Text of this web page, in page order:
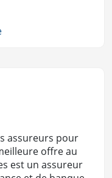
assureurs pour
offre au
est un assureur